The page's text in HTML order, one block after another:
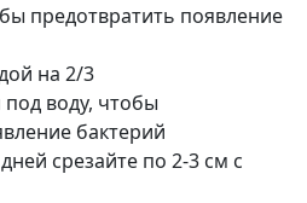
предотвратить появление
на 2/3
под воду, чтобы
бактерий
срезайте по 2-3 см с